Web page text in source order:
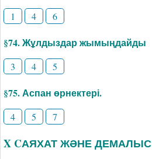
1 4 6
§74. Жұлдыздар жымыңдайды
3 4 5
§75. Аспан өрнектері.
4 5 7
X CАЯХАТ ЖӘНЕ ДЕМАЛЫС